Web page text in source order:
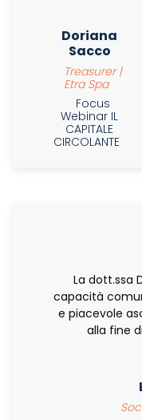
Doriana
Sacco
Treasurer |
Etra Spa
Focus
Webinar IL
CAPITALE
CIRCOLANTE
La dott.ssa
capacità
e piacevole
alla fine